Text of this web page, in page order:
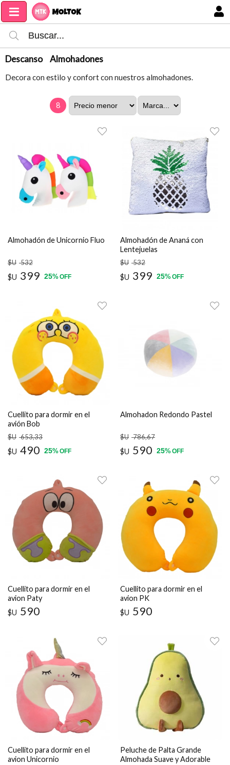
Descanso Almohadones
Decora con estilo y confort con nuestros almohadones.
8
Almohadón de Unicornio Fluo
$U 532
$U 399 25%OFF
Almohadón de Ananá con
Lentejuelas
$U 532
$U 399 25%OFF
Cuellito para dormir en el
avión Bob
$U 653,33
$U 490 25%OFF
Almohadon Redondo Pastel
$U 786,67
$U 590 25%OFF
Cuellito para dormir en el
avion Paty
$U 590
Cuellito para dormir en el
avion PK
$U 590
Cuellito para dormir en el
avion Unicornio
Peluche de Palta Grande
Almohada Suave y Adorable